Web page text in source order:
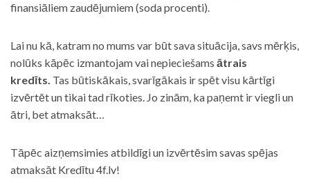
finansiāliem zaudējumiem (soda procenti).
Lai nu kā, katram no mums var būt sava situācija, savs mērķis,
nolūks kāpēc izmantojam vai nepieciešams ātrais
kredīts. Tas būtiskākais, svarīgākais ir spēt visu kārtīgi
izvērtēt un tikai tad rīkoties. Jo zinām, ka paņemt ir viegli un
ātri, bet atmaksāt…
Tāpēc aizņemsimies atbildīgi un izvērtēsim savas spējas
atmaksāt Kredītu 4f.lv!